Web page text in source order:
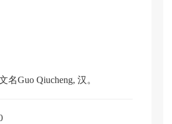
名Guo Qiucheng, 汉。